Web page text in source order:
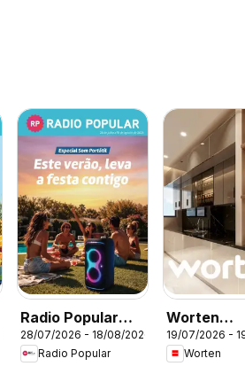
Radio Popular
Especial Som
Portátil
28/07/2026 - 18/08/2026
Radio Popular
Worten
19/07/2026 -
Worten